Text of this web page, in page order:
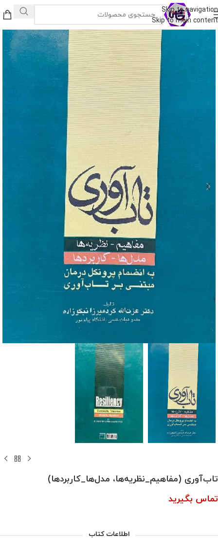
Skip to navigation
Skip to main content
تاب‌آوری (مفاهیم_نظریه‌ها، مدل‌ها_کاربردها)
تماس بگیرید
اطلاعات کتاب